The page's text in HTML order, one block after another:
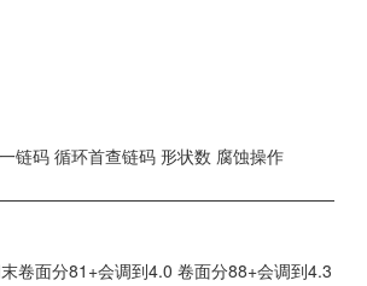
链码 循环首查链码 形状数 腐蚀操作
卷面分81+会调到4.0 卷面分88+会调到4.3